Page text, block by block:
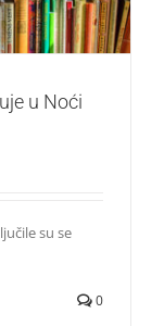
u Noći
su se
0